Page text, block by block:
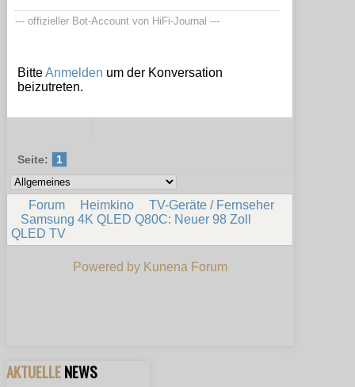
--- offizieller Bot-Account von HiFi-Journal ---
BitteAnmelden um der Konversation
beizutreten.
Seite: 1
Forum Heimkino
TV-Geräte / Fernseher
Samsung 4K QLED Q80C: Neuer 98 Zoll
QLED TV
Powered by Kunena Forum
AKTUELLENEWS